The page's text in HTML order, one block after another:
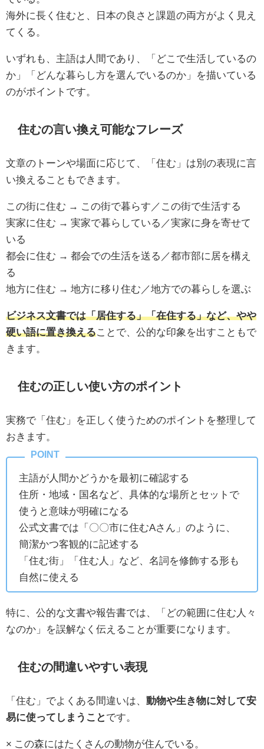
海外に長く住むと、日本の良さと課題の両方がよく見え
てくる。
いずれも、主語は人間であり、「どこで生活しているの
か」「どんな暮らし方を選んでいるのか」を描いている
のがポイントです。
住むの言い換え可能なフレーズ
文章のトーンや場面に応じて、「住む」は別の表現に言
い換えることもできます。
この街に住む → この街で暮らす／この街で生活する
実家に住む → 実家で暮らしている／実家に身を寄せて
いる
都会に住む → 都会での生活を送る／都市部に居を構え
る
地方に住む → 地方に移り住む／地方での暮らしを選ぶ
ビジネス文書では「居住する」「在住する」など、やや
硬い語に置き換える ことで、公的な印象を出すこともで
きます。
住むの正しい使い方のポイント
実務で「住む」を正しく使うためのポイントを整理して
おきます。
主語が人間かどうかを最初に確認する
住所・地域・国名など、具体的な場所とセットで
使うと意味が明確になる
公式文書では「〇〇市に住むAさん」のように、
簡潔かつ客観的に記述する
「住む街」「住む人」など、名詞を修飾する形も
自然に使える
特に、公的な文書や報告書では、「どの範囲に住む人々
なのか」を誤解なく伝えることが重要になります。
住むの間違いやすい表現
「住む」でよくある間違いは、 動物や生き物に対して安
易に使ってしまうこと です。
× この森にはたくさんの動物が住んでいる。